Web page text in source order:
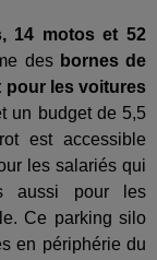
14 motos et 52
des bornes de
pour les voitures
un budget de 5,5
est accessible
les salariés qui
aussi pour les
Ce parking silo
en périphérie du